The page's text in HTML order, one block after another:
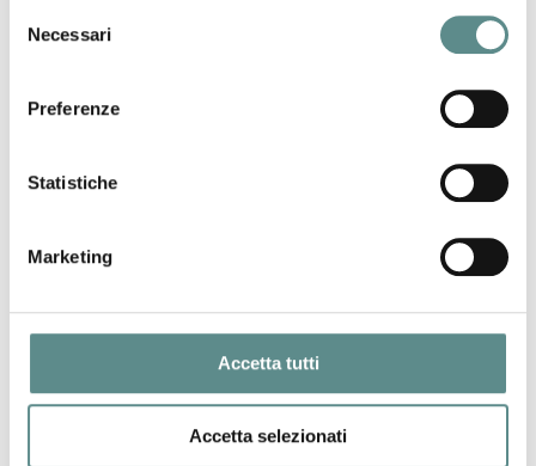
delNecessari
Preferenze
Statistiche
Marketing
Accetta tutti
Accetta selezionati
06/08/2026
imballaggio (PPWR)
31/07/2026